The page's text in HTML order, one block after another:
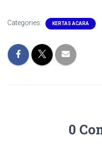
Categories: KERTAS ACARA
0